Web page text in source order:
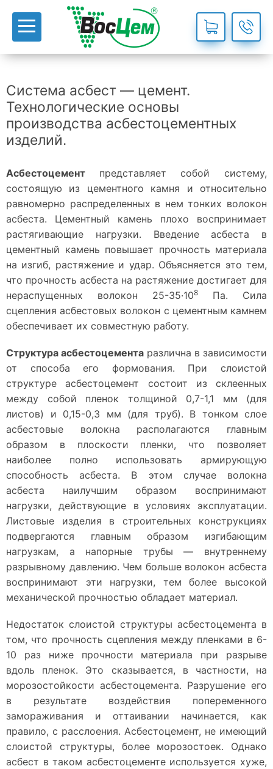
Система асбест — цемент.
Технологические основы
производства асбестоцементных
изделий.
Асбестоцемент представляет собой систему,
состоящую из цементного камня и относительно
равномерно распределенных в нем тонких волокон
асбеста. Цементный камень плохо воспринимает
растягивающие нагрузки. Введение асбеста в
цементный камень повышает прочность материала
на изгиб, растяжение и удар. Объясняется это тем,
что прочность асбеста на растяжение достигает для
нераспущенных волокон 25-35·108
Па. Сила
сцепления асбестовых волокон с цементным камнем
обеспечивает их совместную работу.
Структура асбестоцемента различна в зависимости
от способа его формования. При слоистой
структуре асбестоцемент состоит из склеенных
между собой пленок толщиной 0,7-1,1 мм (для
листов) и 0,15-0,3 мм (для труб). В тонком слое
асбестовые волокна располагаются главным
образом в плоскости пленки, что позволяет
наиболее полно использовать армирующую
способность асбеста. В этом случае волокна
асбеста наилучшим образом воспринимают
нагрузки, действующие в условиях эксплуатации.
Листовые изделия в строительных конструкциях
подвергаются главным образом изгибающим
нагрузкам, а напорные трубы — внутреннему
разрывному давлению. Чем больше волокон асбеста
воспринимают эти нагрузки, тем более высокой
механической прочностью обладает материал.
Недостаток слоистой структуры асбестоцемента в
том, что прочность сцепления между пленками в 6-
10 раз ниже прочности материала при разрыве
вдоль пленок. Это сказывается, в частности, на
морозостойкости асбестоцемента. Разрушение его
в результате воздействия попеременного
замораживания и оттаивании начинается, как
правило, с расслоения. Асбестоцемент, не имеющий
слоистой структуры, более морозостоек. Однако
асбест в таком асбестоцементе используется хуже,